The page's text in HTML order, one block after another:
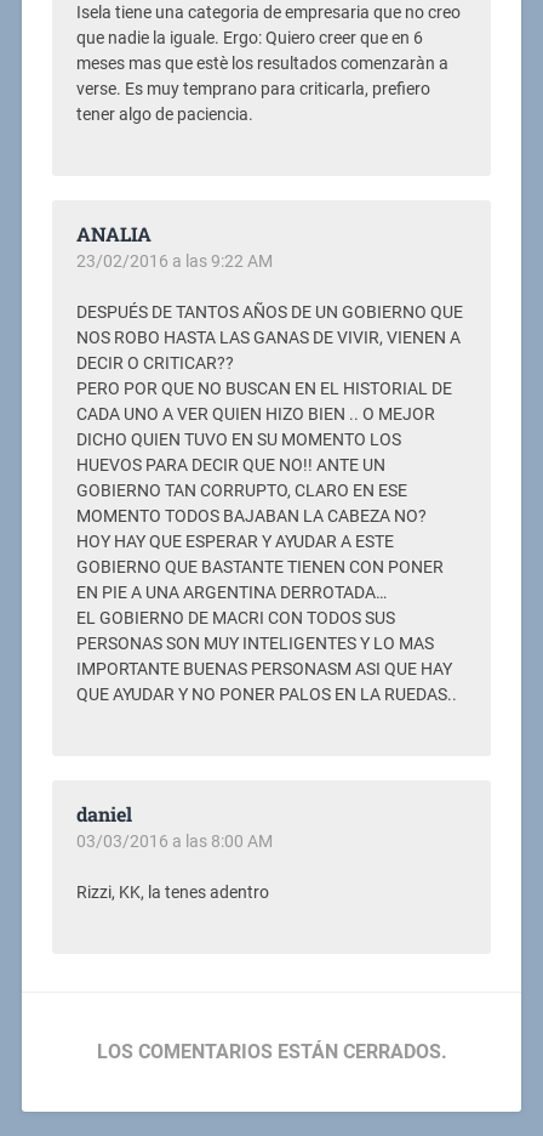
Isela tiene una categoria de empresaria que no creo
que nadie la iguale. Ergo: Quiero creer que en 6
meses mas que estè los resultados comenzaràn a
verse. Es muy temprano para criticarla, prefiero
tener algo de paciencia.
ANALIA
23/02/2016 a las 9:22 AM
DESPUÉS DE TANTOS AÑOS DE UN GOBIERNO QUE
NOS ROBO HASTA LAS GANAS DE VIVIR, VIENEN A
DECIR O CRITICAR??
PERO POR QUE NO BUSCAN EN EL HISTORIAL DE
CADA UNO A VER QUIEN HIZO BIEN .. O MEJOR
DICHO QUIEN TUVO EN SU MOMENTO LOS
HUEVOS PARA DECIR QUE NO!! ANTE UN
GOBIERNO TAN CORRUPTO, CLARO EN ESE
MOMENTO TODOS BAJABAN LA CABEZA NO?
HOY HAY QUE ESPERAR Y AYUDAR A ESTE
GOBIERNO QUE BASTANTE TIENEN CON PONER
EN PIE A UNA ARGENTINA DERROTADA…
EL GOBIERNO DE MACRI CON TODOS SUS
PERSONAS SON MUY INTELIGENTES Y LO MAS
IMPORTANTE BUENAS PERSONASM ASI QUE HAY
QUE AYUDAR Y NO PONER PALOS EN LA RUEDAS..
daniel
03/03/2016 a las 8:00 AM
Rizzi, KK, la tenes adentro
LOS COMENTARIOS ESTÁN CERRADOS.